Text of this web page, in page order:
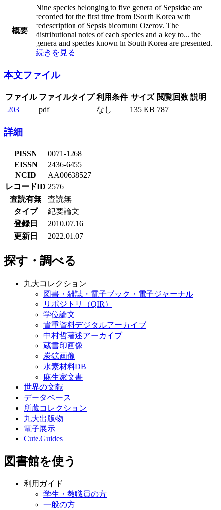
概要
Nine species belonging to five genera of Sepsidae are
recorded for the first time from !South Korea with
redescription of Sepsis bicornutu Ozerov. The
distributional notes of each species and a key to... the
genera and species known in South Korea are presented.
続きを見る
本文ファイル
ファイル ファイルタイプ 利用条件 サイズ 閲覧回数 説明
203
pdf なし 135 KB 787
詳細
PISSN
0071-1268
EISSN
2436-6455
NCID
AA00638527
レコードID 2576
査読有無
査読無
タイプ
紀要論文
登録日
2010.07.16
更新日
2022.01.07
探す・調べる
九大コレクション
図書・雑誌・電子ブック・電子ジャーナル
リポジトリ（QIR）
学位論文
貴重資料デジタルアーカイブ
中村哲著述アーカイブ
蔵書印画像
炭鉱画像
水素材料DB
麻生家文書
世界の文献
データベース
所蔵コレクション
九大出版物
電子展示
Cute.Guides
図書館を使う
利用ガイド
学生・教職員の方
一般の方